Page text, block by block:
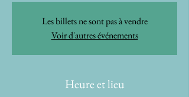
Les billets ne sont pas à vendre
Voir d'autres événements
Heure et lieu